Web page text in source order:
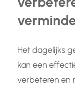
Het dagelijks
kan een
verbeteren en